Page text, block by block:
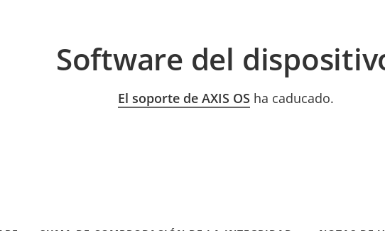
Software del
El soporte de AXIS OS ha caducado.